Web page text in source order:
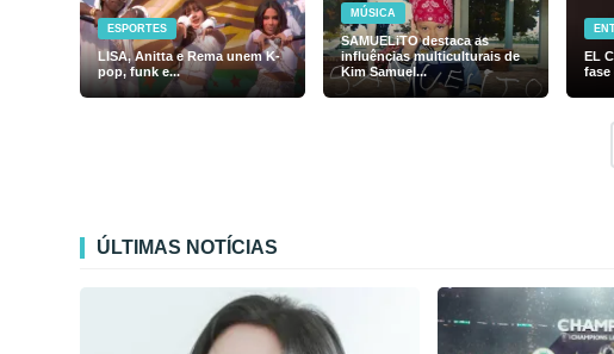
ESPORTES
LISA, Anitta e Rema unem K-
pop, funk e...
MÚSICA
SAMUELiTO destaca as
influências multiculturais de
Kim Samuel...
EL
fase
ÚLTIMAS NOTÍCIAS